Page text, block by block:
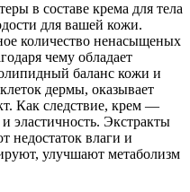
в составе крема для тела
для вашей кожи.
количество ненасыщеных
чему обладает
баланс кожи и
дермы, оказывает
Как следствие, крем —
эластичность. Экстракты
недостаток влаги и
улучшают метаболизм